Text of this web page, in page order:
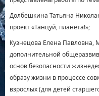
Долбешкина Татьяна
проект «Танцуй, планета!»;
Кузнецова Елена
дополнительной
основ безопасности
образу жизни в процессе
взрослых (для детей